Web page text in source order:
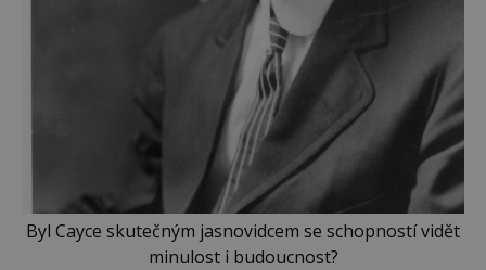
Byl Cayce skutečným jasnovidcem se schopností vidět
minulost i budoucnost?